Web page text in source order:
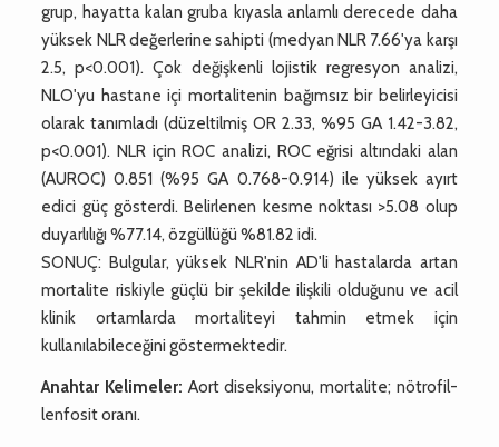
grup, hayatta kalan gruba kıyasla anlamlı derecede daha
yüksek NLR değerlerine sahipti (medyan NLR 7.66'ya karşı
2.5, p<0.001). Çok değişkenli lojistik regresyon analizi,
NLO'yu hastane içi mortalitenin bağımsız bir belirleyicisi
olarak tanımladı (düzeltilmiş OR 2.33, %95 GA 1.42-3.82,
p<0.001). NLR için ROC analizi, ROC eğrisi altındaki alan
(AUROC) 0.851 (%95 GA 0.768-0.914) ile yüksek ayırt
edici güç gösterdi. Belirlenen kesme noktası >5.08 olup
duyarlılığı %77.14, özgüllüğü %81.82 idi.
SONUÇ: Bulgular, yüksek NLR'nin AD'li hastalarda artan
mortalite riskiyle güçlü bir şekilde ilişkili olduğunu ve acil
klinik ortamlarda mortaliteyi tahmin etmek için
kullanılabileceğini göstermektedir.
Anahtar Kelimeler: Aort diseksiyonu, mortalite; nötrofil-
lenfosit oranı.